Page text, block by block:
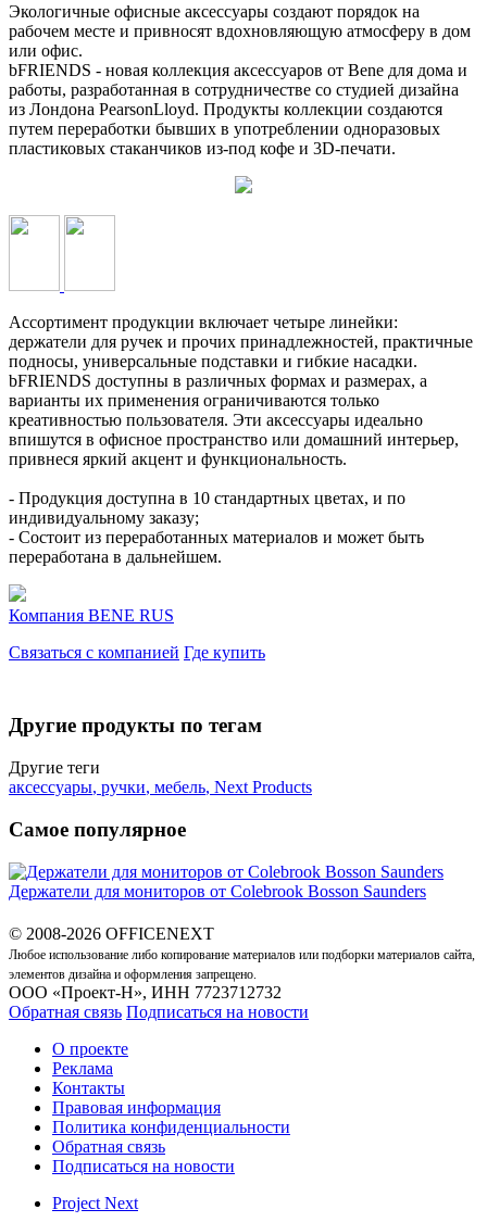
Экологичные офисные аксессуары создают порядок на
рабочем месте и привносят вдохновляющую атмосферу в дом
или офис.
bFRIENDS - новая коллекция аксессуаров от Bene для дома и
работы, разработанная в сотрудничестве со студией дизайна
из Лондона PearsonLloyd. Продукты коллекции создаются
путем переработки бывших в употреблении одноразовых
пластиковых стаканчиков из-под кофе и 3D-печати.
Ассортимент продукции включает четыре линейки:
держатели для ручек и прочих принадлежностей, практичные
подносы, универсальные подставки и гибкие насадки.
bFRIENDS доступны в различных формах и размерах, а
варианты их применения ограничиваются только
креативностью пользователя. Эти аксессуары идеально
впишутся в офисное пространство или домашний интерьер,
привнеся яркий акцент и функциональность.
- Продукция доступна в 10 стандартных цветах, и по
индивидуальному заказу;
- Состоит из переработанных материалов и может быть
переработана в дальнейшем.
Компания BENE RUS
Связаться с компанией Где купить
Другие продукты по тегам
Другие теги
аксессуары, ручки, мебель, Next Products
Самое популярное
Держатели для мониторов от Colebrook Bosson Saunders
© 2008-2026 OFFICENEXT
Любое использование либо копирование материалов или подборки материалов сайта,
элементов дизайна и оформления запрещено.
ООО «Проект-Н», ИНН 7723712732
Обратная связь Подписаться на новости
О проекте
Реклама
Контакты
Правовая информация
Политика конфиденциальности
Обратная связь
Подписаться на новости
Project Next